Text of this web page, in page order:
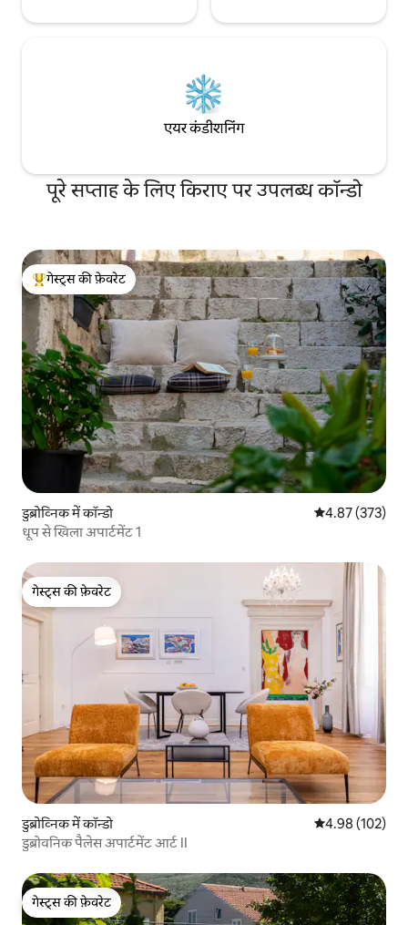
एयर कंडीशनिंग
पूरे सप्ताह के लिए किराए पर उपलब्ध कॉन्डो
गेस्ट्स का टॉप फ़ेवरेट
गेस्ट्स की फ़ेवरेट
डुब्रोव्निक में कॉन्डो औसत रेटिंग 5 में से
4.87 (373)
धूप से खिला अपार्टमेंट 1
गेस्ट्स की फ़ेवरेट
गेस्ट्स की फ़ेवरेट
डुब्रोव्निक में कॉन्डो औसत रेटिंग 5 में से
4.98 (102)
डुब्रोवनिक पैलेस अपार्टमेंट आर्ट II
गेस्ट्स की फ़ेवरेट
गेस्ट्स की फ़ेवरेट